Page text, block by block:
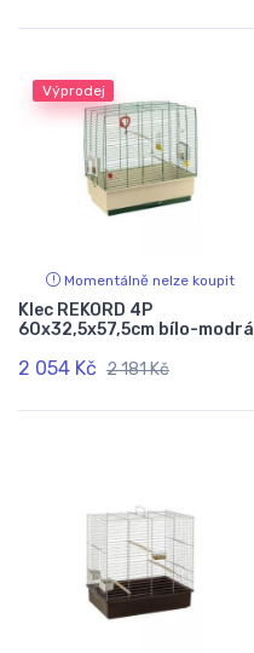
Výprodej
Momentálně nelze koupit
Klec REKORD 4P
60x32,5x57,5cm bílo-modrá
2 054 Kč 2 181 Kč